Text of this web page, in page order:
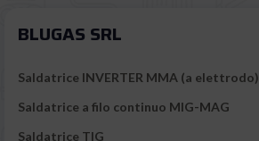
BLUGAS SRL
Saldatrice INVERTER MMA (a elettrodo)
Saldatrice a filo continuo MIG-MAG
Saldatrice TIG